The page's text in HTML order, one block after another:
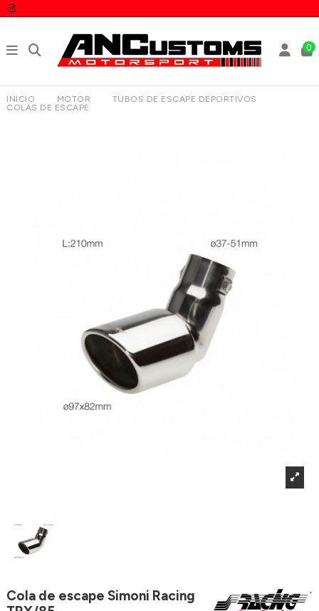
0
INICIO MOTOR
TUBOS DE ESCAPE DEPORTIVOS
COLAS DE ESCAPE
Cola de escape Simoni Racing